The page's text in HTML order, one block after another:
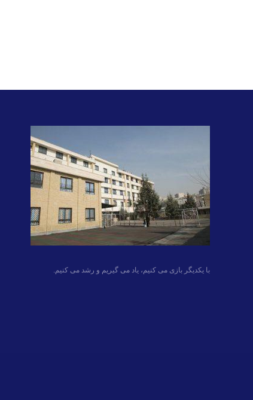
با یکدیگر بازی می کنیم، یاد می گیریم و رشد می کنیم.